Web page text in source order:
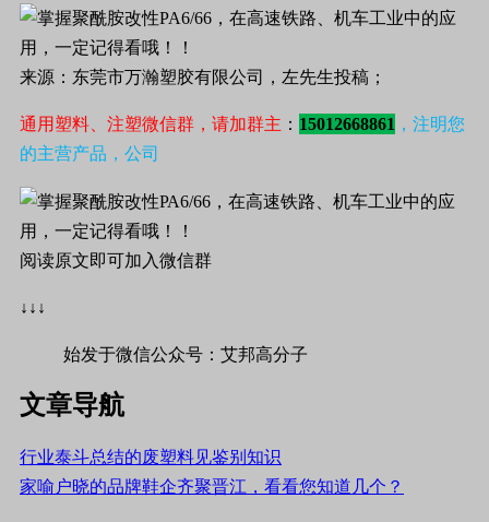
来源：东莞市万瀚塑胶有限公司，左先生投稿；
通用塑料、注塑微信群，请加群主 ： 15012668861 ，注明您
的主营产品，公司
阅读原文即可加入微信群
↓↓↓
始发于微信公众号：艾邦高分子
文章导航
行业泰斗总结的废塑料见鉴别知识
家喻户晓的品牌鞋企齐聚晋江，看看您知道几个？